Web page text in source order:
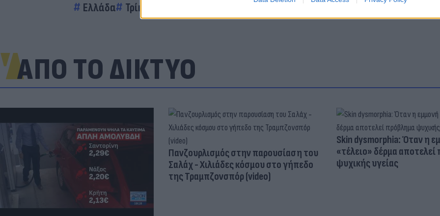
Ελλάδα Τρίκαλα
ΑΠΟ ΤΟ ΔΙΚΤΥΟ
Πανζουρλισμός στην παρουσίαση του
Σαλάχ - Χιλιάδες κόσμου στο γήπεδο
της Τραμπζονσπόρ (video)
Skin dysmorphia: Όταν η
«τέλειο» δέρμα
ψυχικής υγείας